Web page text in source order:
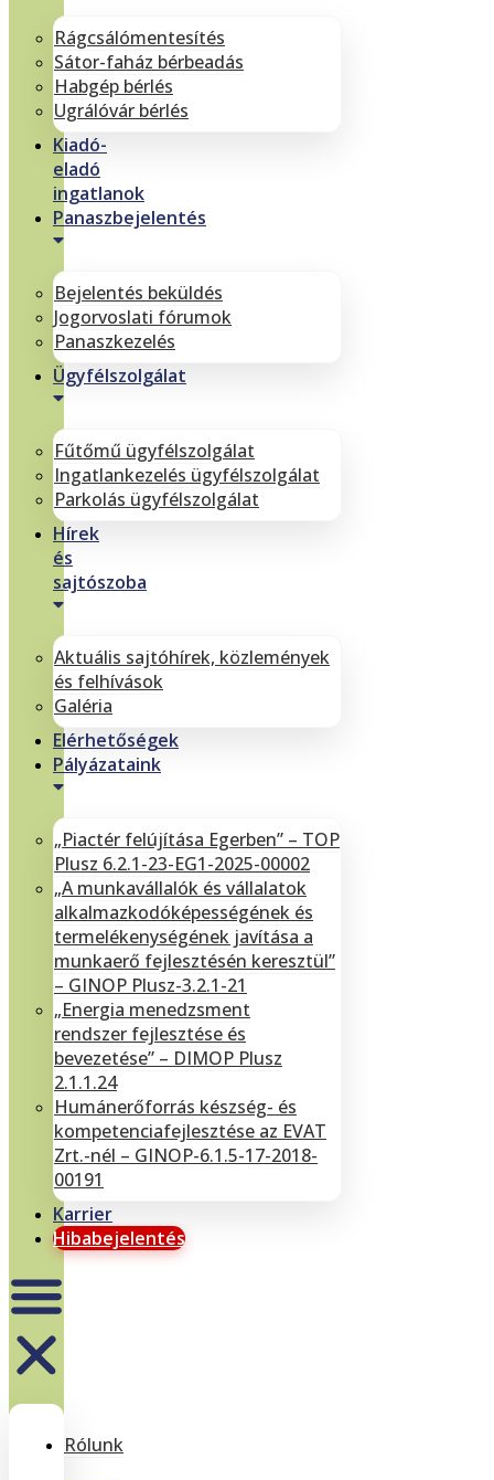
Rágcsálómentesítés
Sátor-faház bérbeadás
Habgép bérlés
Ugrálóvár bérlés
Kiadó-
eladó
ingatlanok
Panaszbejelentés
Bejelentés beküldés
Jogorvoslati fórumok
Panaszkezelés
Ügyfélszolgálat
Fűtőmű ügyfélszolgálat
Ingatlankezelés ügyfélszolgálat
Parkolás ügyfélszolgálat
Hírek
és
sajtószoba
Aktuális sajtóhírek, közlemények
és felhívások
Galéria
Elérhetőségek
Pályázataink
„Piactér felújítása Egerben” – TOP
Plusz 6.2.1-23-EG1-2025-00002
„A munkavállalók és vállalatok
alkalmazkodóképességének és
termelékenységének javítása a
munkaerő fejlesztésén keresztül”
– GINOP Plusz-3.2.1-21
„Energia menedzsment
rendszer fejlesztése és
bevezetése” – DIMOP Plusz
2.1.1.24
Humánerőforrás készség- és
kompetenciafejlesztése az EVAT
Zrt.-nél – GINOP-6.1.5-17-2018-
00191
Karrier
Hibabejelentés
Rólunk